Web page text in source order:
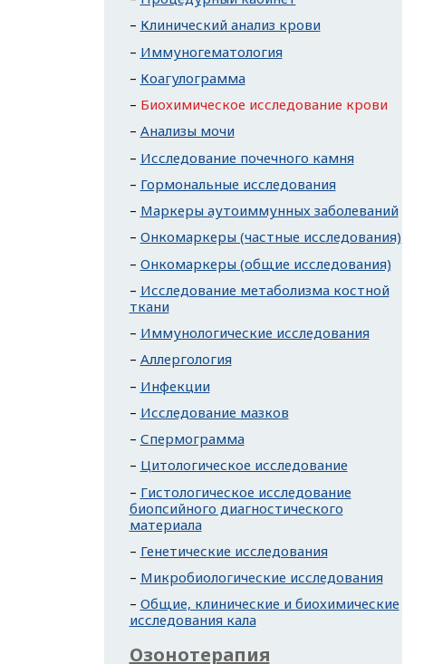
Клинический анализ крови
Иммуногематология
Коагулограмма
Биохимическое исследование крови
Анализы мочи
Исследование почечного камня
Гормональные исследования
Маркеры аутоиммунных заболеваний
Онкомаркеры (частные исследования)
Онкомаркеры (общие исследования)
Исследование метаболизма костной
ткани
Иммунологические исследования
Аллергология
Инфекции
Исследование мазков
Спермограмма
Цитологическое исследование
Гистологическое исследование
биопсийного диагностического
материала
Генетические исследования
Микробиологические исследования
Общие, клинические и биохимические
исследования кала
Озонотерапия